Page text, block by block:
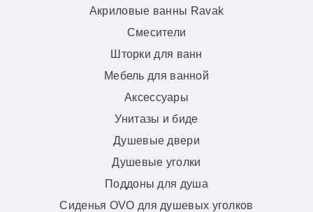
Акриловые ванны Ravak
Смесители
Шторки для ванн
Мебель для ванной
Аксессуары
Унитазы и биде
Душевые двери
Душевые уголки
Поддоны для душа
Сиденья OVO для душевых уголков